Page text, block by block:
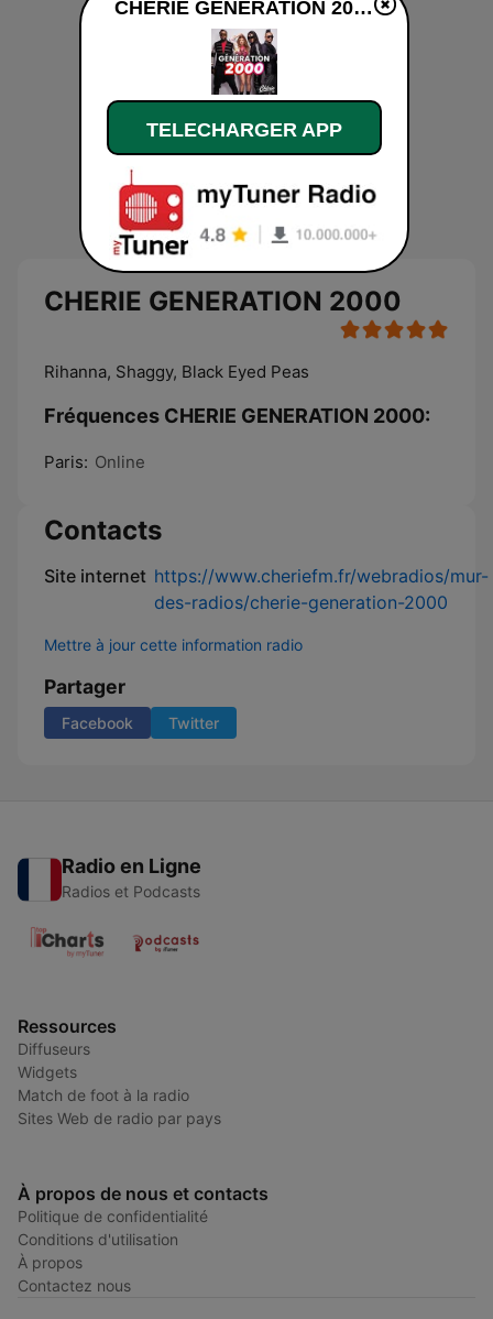
CHERIE GENERATION 2000
Rihanna, Shaggy, Black Eyed Peas
Fréquences CHERIE GENERATION 2000:
Paris: Online
Contacts
Site internet https://www.cheriefm.fr/webradios/mur-
des-radios/cherie-generation-2000
Mettre à jour cette information radio
Partager
Facebook Twitter
Radio en Ligne
Radios et Podcasts
Ressources
Diffuseurs
Widgets
Match de foot à la radio
Sites Web de radio par pays
À propos de nous et contacts
Politique de confidentialité
Conditions d'utilisation
À propos
Contactez nous
CHERIE GENERATION 2000 en ligne
TELECHARGER APP